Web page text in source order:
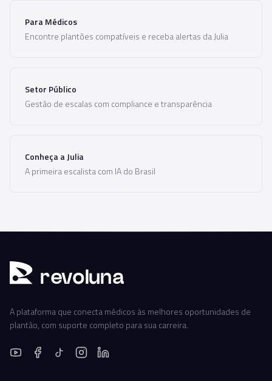
Para Médicos
Encontre plantões compatíveis e receba alertas da Julia
Setor Público
Gestão de escalas com compliance e transparência
Conheça a Julia
A primeira escalista com IA do Brasil
revoluna
A plataforma que conecta médicos às melhores oportunidades de
plantão, com suporte completo para sua carreira.